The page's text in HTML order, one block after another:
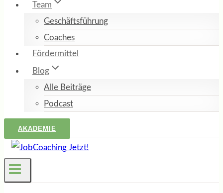
Team
Geschäftsführung
Coaches
Fördermittel
Blog
Alle Beiträge
Podcast
AKADEMIE